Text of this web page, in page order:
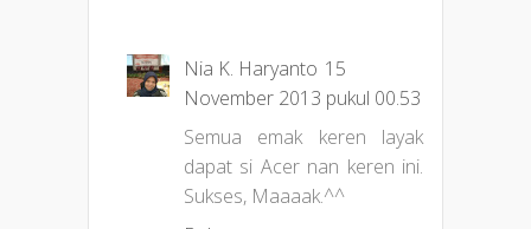
Nia K. Haryanto 15
November 2013 pukul 00.53
Semua emak keren layak
dapat si Acer nan keren ini.
Sukses, Maaaak.^^